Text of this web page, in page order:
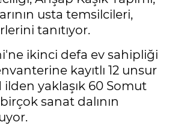
usta temsilcileri,
tanıtıyor.
ikinci defa ev sahipliği
kayıtlı 12 unsur
ilden yaklaşık 60 Somut
sanat dalının